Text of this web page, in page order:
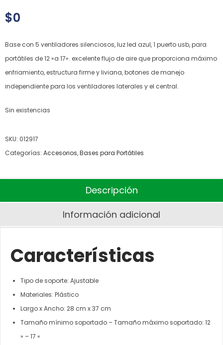
$0
Base con 5 ventiladores silenciosos, luz led azul, 1 puerto usb, para
portátiles de 12 «a 17». excelente flujo de aire que proporciona máximo
enfriamiento, estructura firme y liviana, botones de manejo
independiente para los ventiladores laterales y el central.
Sin existencias
SKU: 012917
Categorías: Accesorios,Bases para Portátiles
Descripción
Información adicional
Características
Tipo de soporte: Ajustable
Materiales: Plástico
Largo x Ancho: 28 cm x 37 cm
Tamaño mínimo soportado – Tamaño máximo soportado: 12
» – 17 «